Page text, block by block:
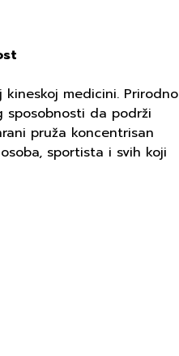
medicini. Prirodno
sposobnosti da podrži
pruža koncentrisan
sportista i svih koji